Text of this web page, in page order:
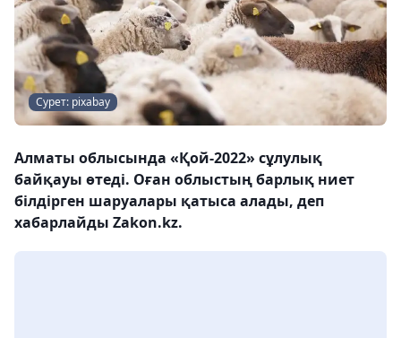
Сурет: pixabay
Алматы облысында «Қой-2022» сұлулық
байқауы өтеді. Оған облыстың барлық ниет
білдірген шаруалары қатыса алады, деп
хабарлайды Zakon.kz.